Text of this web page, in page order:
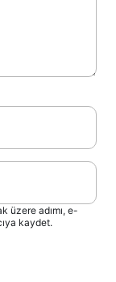
üzere adımı, e-
kaydet.